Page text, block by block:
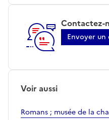
Contactez-
Envoyer
Voir aussi
Romans ; musée de la